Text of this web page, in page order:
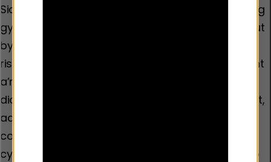
Sicrhau bod gan weithwyr ieuenctid datgysylltiedig
gynlluniau diogelwch clir ar waith, sy’n amlinellu sut
bydd gweithwyr ieuenctid yn nodi ac yn rheoli
risgiau, a sut byddant yn sicrhau diogelwch y plant
a’r bobl ifanc maent yn gweithio gyda nhw, a
diogelwch eu hunain a’u cydweithwyr. Er enghraifft,
adolygu digwyddiadau diweddar yn yr ardal,
cofnodi llwybrau disgwyliedig ac amseroedd
cyrraedd a dychwelyd, gweithio mewn parau bob